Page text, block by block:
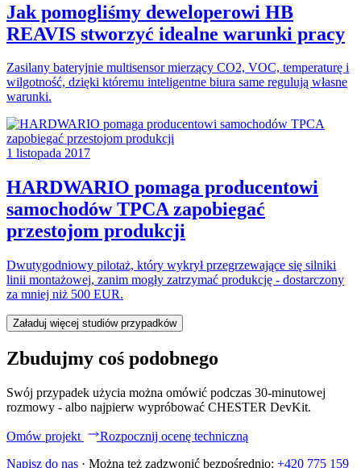
Jak pomogliśmy deweloperowi HB
REAVIS stworzyć idealne warunki pracy
Zasilany bateryjnie multisensor mierzący CO2, VOC, temperaturę i
wilgotność, dzięki któremu inteligentne biura same regulują własne
warunki.
1 listopada 2017
HARDWARIO pomaga producentowi
samochodów TPCA zapobiegać
przestojom produkcji
Dwutygodniowy pilotaż, który wykrył przegrzewające się silniki
linii montażowej, zanim mogły zatrzymać produkcję - dostarczony
za mniej niż 500 EUR.
Załaduj więcej studiów przypadków
Zbudujmy coś podobnego
Swój przypadek użycia można omówić podczas 30-minutowej
rozmowy - albo najpierw wypróbować CHESTER DevKit.
Omów projekt
Rozpocznij ocenę techniczną
Napisz do nas · Można też zadzwonić bezpośrednio: +420 775 159